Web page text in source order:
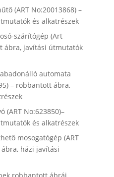
(ART No:20013868) –
és alkatrészek
szárítógép (Art
ábra, javítási útmutatók
automata
– robbantott ábra,
(ART No:623850)–
és alkatrészek
mosogatógép (ART
házi javítási